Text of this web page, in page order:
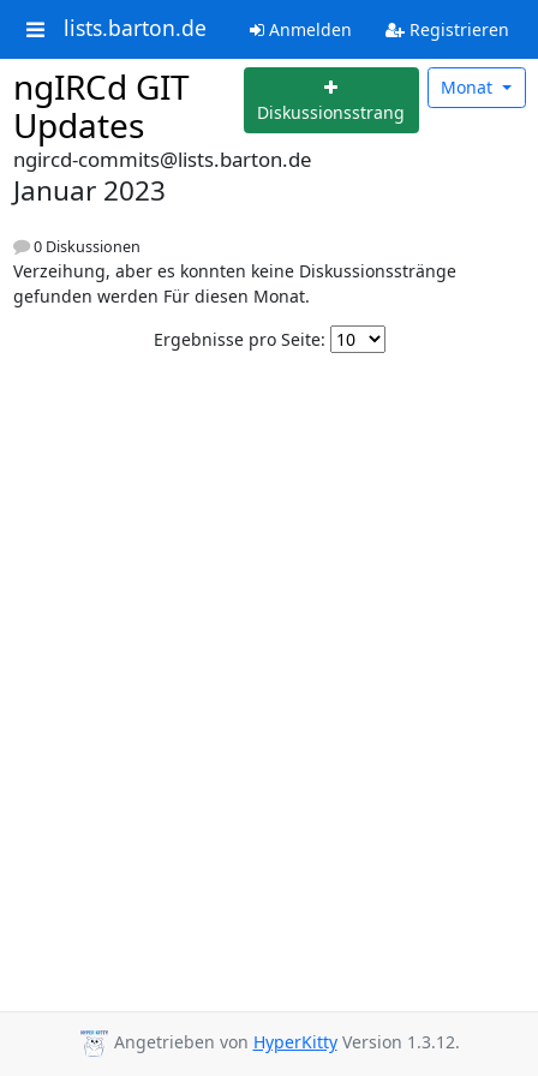
lists.barton.de Anmelden Registrieren
ngIRCd GIT
Updates
Diskussionsstrang
Monat
ngircd-commits@lists.barton.de
Januar 2023
0 Diskussionen
Verzeihung, aber es konnten keine Diskussionsstränge
gefunden werden Für diesen Monat.
Ergebnisse pro Seite:
Angetrieben von HyperKittyVersion 1.3.12.